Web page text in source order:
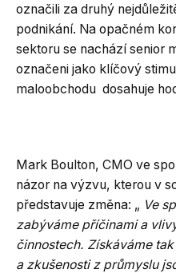
označili za druhý
podnikání. Na opačném
sektoru se nachází senior
označeni jako klíčový
maloobchodu dosahuje
Mark Boulton, CMO ve
názor na výzvu, kterou v
představuje změna: „ Ve
zabýváme příčinami a
činnostech. Získáváme
a zkušenosti z průmyslu